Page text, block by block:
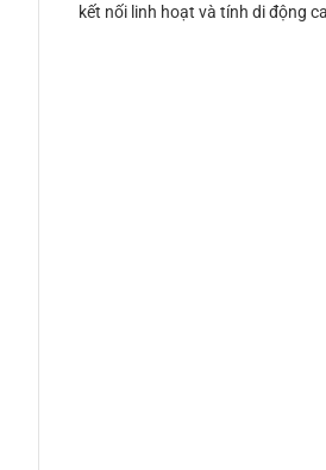
kết nối linh hoạt và tính di động